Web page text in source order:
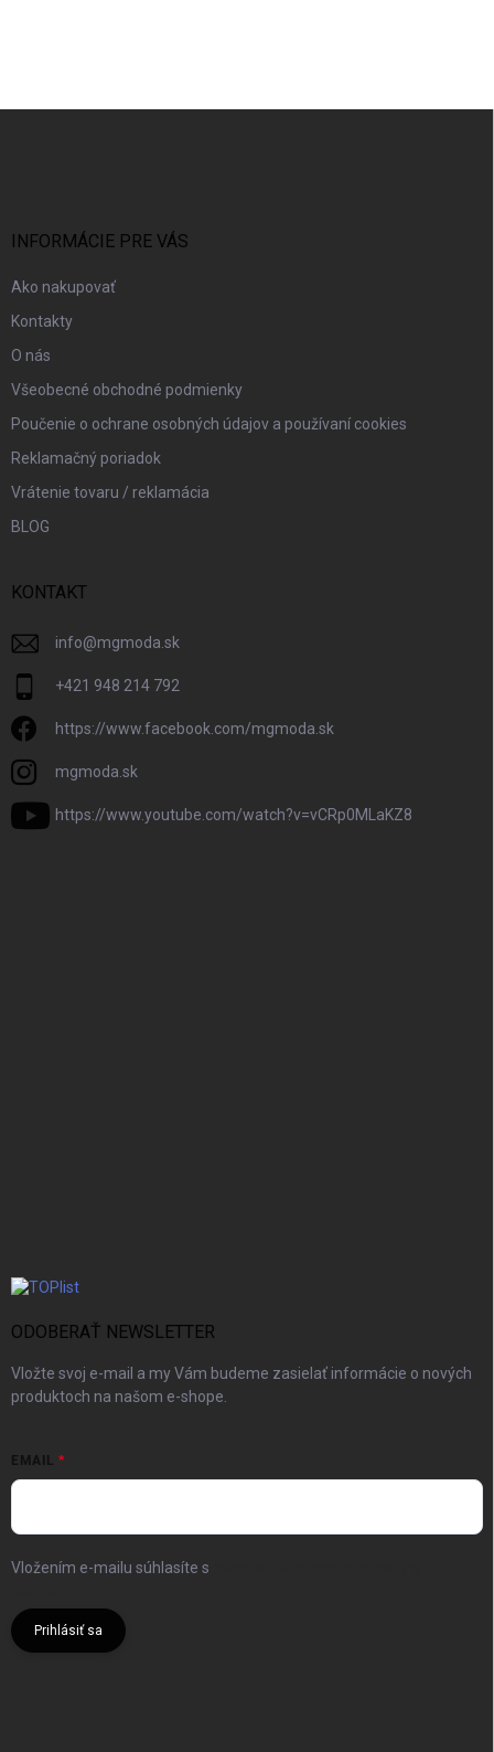
INFORMÁCIE PRE VÁS
Ako nakupovať
Kontakty
O nás
Všeobecné obchodné podmienky
Poučenie o ochrane osobných údajov a používaní cookies
Reklamačný poriadok
Vrátenie tovaru / reklamácia
BLOG
KONTAKT
info@mgmoda.sk
+421 948 214 792
https://www.facebook.com/mgmoda.sk
mgmoda.sk
https://www.youtube.com/watch?v=vCRp0MLaKZ8
ODOBERAŤ NEWSLETTER
Vložte svoj e-mail a my Vám budeme zasielať informácie o nových
produktoch na našom e-shope.
EMAIL
Vložením e-mailu súhlasíte s
Prihlásiť sa